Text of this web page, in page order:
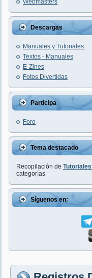
Webmasters
Descargas
Manuales y Tutoriales
Textos - Manuales
E-Zines
Fotos Divertidas
Participa
Foro
Tema destacado
Recopilación de
categorías
Síguenos en: